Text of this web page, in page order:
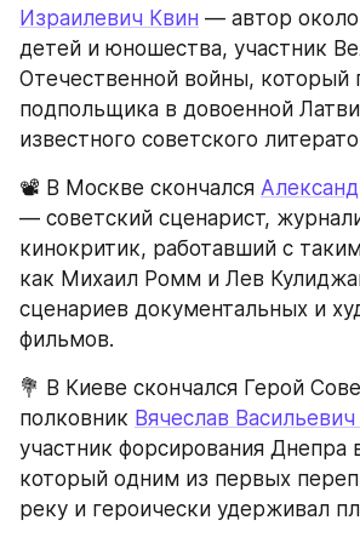
Израилевич Квин — автор
детей и юношества, участник
Отечественной войны, который
подпольщика в довоенной
известного советского
📽️ В Москве скончался
— советский сценарист,
кинокритик, работавший с
как Михаил Ромм и Лев
сценариев документальных и
фильмов.
💐 В Киеве скончался Герой
полковник Вячеслав
участник форсирования Днепра
который одним из первых
реку и героически удерживал